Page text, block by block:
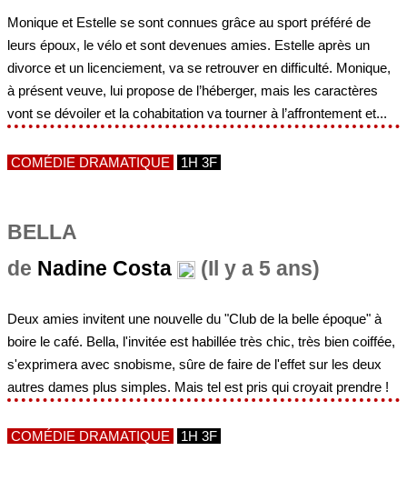
Monique et Estelle se sont connues grâce au sport préféré de
leurs époux, le vélo et sont devenues amies. Estelle après un
divorce et un licenciement, va se retrouver en difficulté. Monique,
à présent veuve, lui propose de l’héberger, mais les caractères
vont se dévoiler et la cohabitation va tourner à l’affrontement et...
COMÉDIE DRAMATIQUE 1H 3F
BELLA
de Nadine Costa (Il y a 5 ans)
Deux amies invitent une nouvelle du "Club de la belle époque" à
boire le café. Bella, l'invitée est habillée très chic, très bien coiffée,
s'exprimera avec snobisme, sûre de faire de l'effet sur les deux
autres dames plus simples. Mais tel est pris qui croyait prendre !
COMÉDIE DRAMATIQUE 1H 3F